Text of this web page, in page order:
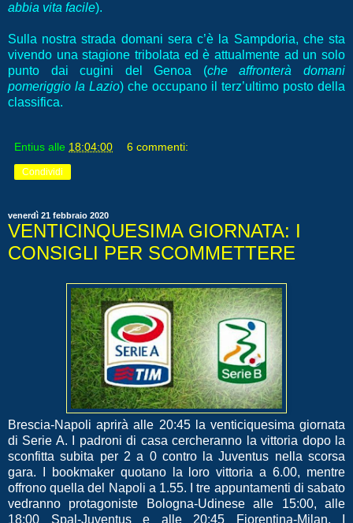
abbia vita facile).
Sulla nostra strada domani sera c’è la Sampdoria, che sta
vivendo una stagione tribolata ed è attualmente ad un solo
punto dai cugini del Genoa (che affronterà domani
pomeriggio la Lazio) che occupano il terz’ultimo posto della
classifica.
Entius alle 18:04:00 6 commenti:
Condividi
venerdì 21 febbraio 2020
VENTICINQUESIMA GIORNATA: I
CONSIGLI PER SCOMMETTERE
Brescia-Napoli aprirà alle 20:45 la venticiquesima giornata
di Serie A. I padroni di casa cercheranno la vittoria dopo la
sconfitta subita per 2 a 0 contro la Juventus nella scorsa
gara. I bookmaker quotano la loro vittoria a 6.00, mentre
offrono quella del Napoli a 1.55. I tre appuntamenti di sabato
vedranno protagoniste Bologna-Udinese alle 15:00, alle
18:00 Spal-Juventus e alle 20:45 Fiorentina-Milan. I